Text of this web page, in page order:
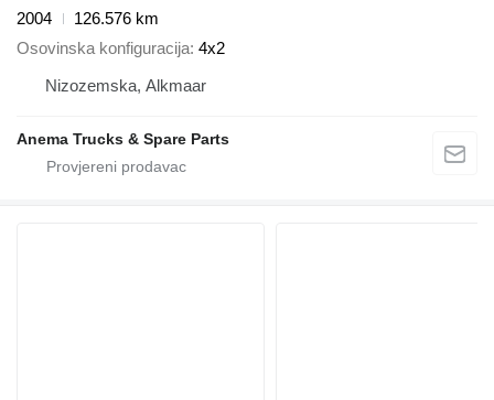
2004
126.576 km
Osovinska konfiguracija 4x2
Nizozemska, Alkmaar
Anema Trucks & Spare Parts